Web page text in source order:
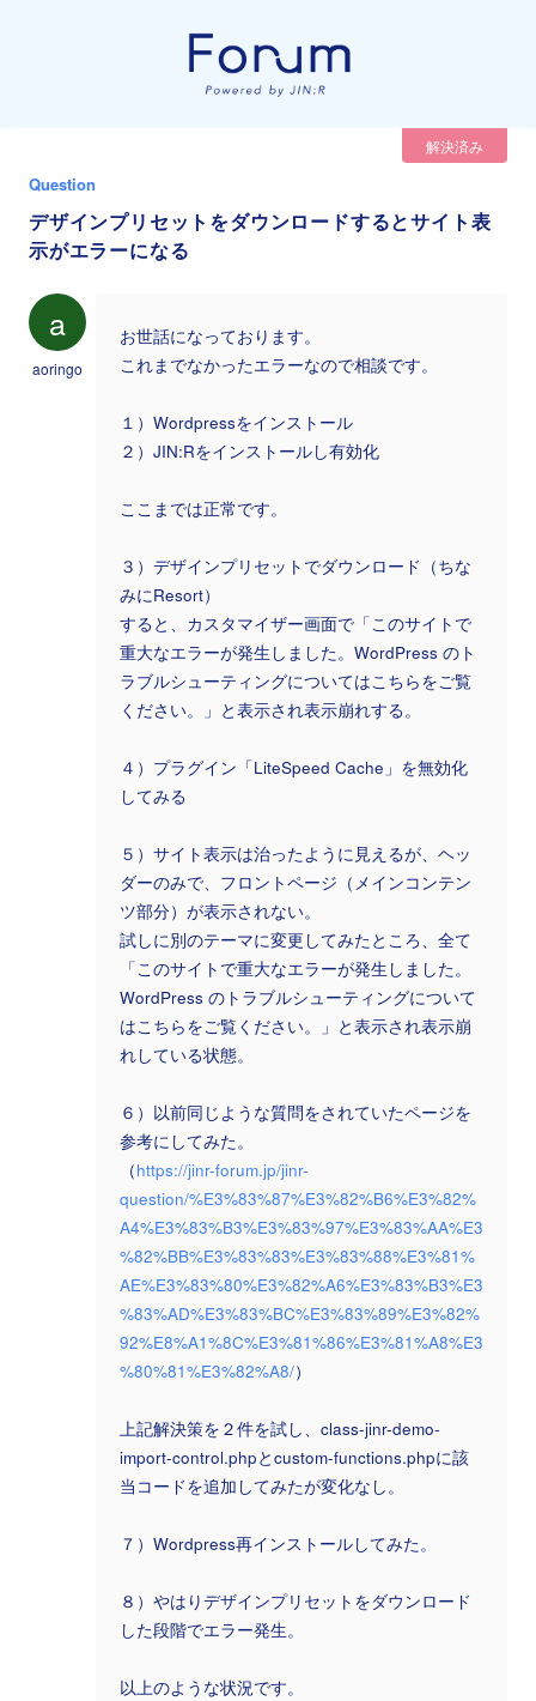
解決済み
Question
デザインプリセットをダウンロードするとサイト表
示がエラーになる
a
aoringo
お世話になっております。
これまでなかったエラーなので相談です。
１）Wordpressをインストール
２）JIN:Rをインストールし有効化
ここまでは正常です。
３）デザインプリセットでダウンロード（ちな
みにResort）
すると、カスタマイザー画面で「このサイトで
重大なエラーが発生しました。WordPress のト
ラブルシューティングについてはこちらをご覧
ください。」と表示され表示崩れする。
４）プラグイン「LiteSpeed Cache」を無効化
してみる
５）サイト表示は治ったように見えるが、ヘッ
ダーのみで、フロントページ（メインコンテン
ツ部分）が表示されない。
試しに別のテーマに変更してみたところ、全て
「このサイトで重大なエラーが発生しました。
WordPress のトラブルシューティングについて
はこちらをご覧ください。」と表示され表示崩
れしている状態。
６）以前同じような質問をされていたページを
参考にしてみた。
（https://jinr-forum.jp/jinr-
question/%E3%83%87%E3%82%B6%E3%82%
A4%E3%83%B3%E3%83%97%E3%83%AA%E3
%82%BB%E3%83%83%E3%83%88%E3%81%
AE%E3%83%80%E3%82%A6%E3%83%B3%E3
%83%AD%E3%83%BC%E3%83%89%E3%82%
92%E8%A1%8C%E3%81%86%E3%81%A8%E3
%80%81%E3%82%A8/）
上記解決策を２件を試し、class-jinr-demo-
import-control.phpとcustom-functions.phpに該
当コードを追加してみたが変化なし。
７）Wordpress再インストールしてみた。
８）やはりデザインプリセットをダウンロード
した段階でエラー発生。
以上のような状況です。